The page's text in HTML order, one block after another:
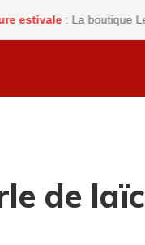
: La boutique Les
de